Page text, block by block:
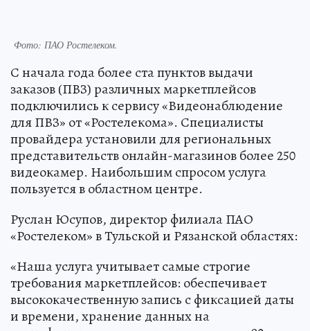
Фото: ПАО Ростелеком.
С начала года более ста пунктов выдачи
заказов (ПВЗ) различных маркетплейсов
подключились к сервису «Видеонаблюдение
для ПВЗ» от «Ростелекома». Специалисты
провайдера установили для региональных
представительств онлайн-магазинов более 250
видеокамер. Наибольшим спросом услуга
пользуется в областном центре.
Руслан Юсупов, директор филиала ПАО
«Ростелеком» в Тульской и Рязанской областях:
«Наша услуга учитывает самые строгие
требования маркетплейсов: обеспечивает
высококачественную запись с фиксацией даты
и времени, хранение данных на